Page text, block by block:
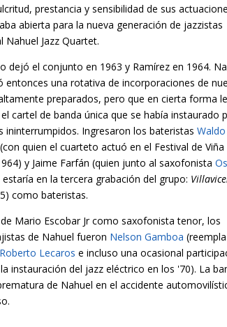
prestancia y sensibilidad de sus
abierta para la nueva generación de jazzistas
Nahuel Jazz Quartet.
dejó el conjunto en 1963 y Ramírez en 1964.
entonces una rotativa de incorporaciones de
preparados, pero que en cierta forma le
cartel de banda única que se había instaurado
ininterrumpidos. Ingresaron los bateristas Waldo
(con quien el cuarteto actuó en el Festival de Viña
y Jaime Farfán (quien junto al saxofonista
estaría en la tercera grabación del grupo:
como bateristas.
Mario Escobar Jr como saxofonista tenor, los
de Nahuel fueron Nelson Gamboa
Roberto Lecaros e incluso una ocasional
instauración del jazz eléctrico en los '70). La
de Nahuel en el accidente